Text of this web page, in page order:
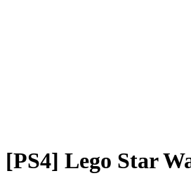
[PS4] Lego Star